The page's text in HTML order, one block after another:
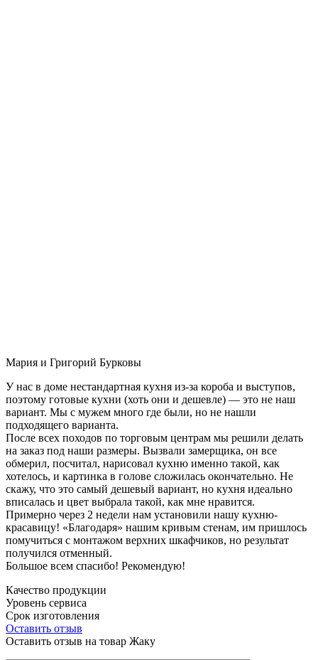
Мария и Григорий Бурковы
У нас в доме нестандартная кухня из-за короба и выступов,
поэтому готовые кухни (хоть они и дешевле) — это не наш
вариант. Мы с мужем много где были, но не нашли
подходящего варианта.
После всех походов по торговым центрам мы решили делать
на заказ под наши размеры. Вызвали замерщика, он все
обмерил, посчитал, нарисовал кухню именно такой, как
хотелось, и картинка в голове сложилась окончательно. Не
скажу, что это самый дешевый вариант, но кухня идеально
вписалась и цвет выбрала такой, как мне нравится.
Примерно через 2 недели нам установили нашу кухню-
красавицу! «Благодаря» нашим кривым стенам, им пришлось
помучиться с монтажом верхних шкафчиков, но результат
получился отменный.
Большое всем спасибо! Рекомендую!
Качество продукции
Уровень сервиса
Срок изготовления
Оставить отзыв
Оставить отзыв на товар Жаку